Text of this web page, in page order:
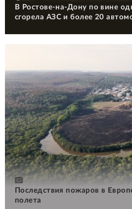
В Ростове-на-Дону по вине
сгорела АЗС и более 20
Последствия пожаров в
полета